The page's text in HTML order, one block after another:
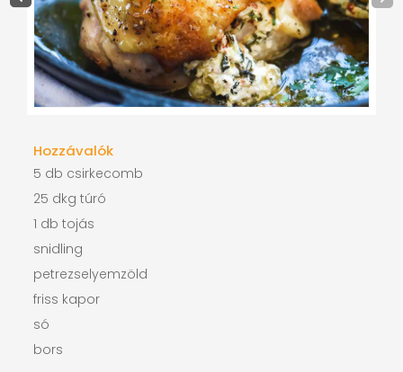
Hozzávalók
5 db csirkecomb
25 dkg túró
1 db tojás
snidling
petrezselyemzöld
friss kapor
só
bors